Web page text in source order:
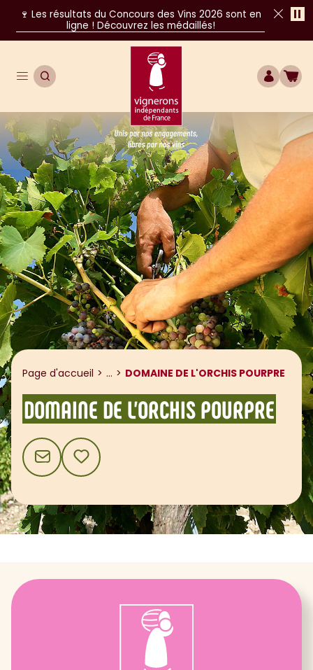
🍷 Les résultats du Concours des Vins 2026 sont en
ligne ! Découvrez les médaillés!
Ouvrir le menu de navigation
OUVRIR LA RECHERCHE
Unis par nos engagements, libres par
COMPTE
Page d'accueil ... Afficher le fil d'ariane
DOMAINE DE L'ORCHIS POURPRE
DOMAINE DE L'ORCHIS POURPRE
CONTACTAJOUTER AUX FAVORIS